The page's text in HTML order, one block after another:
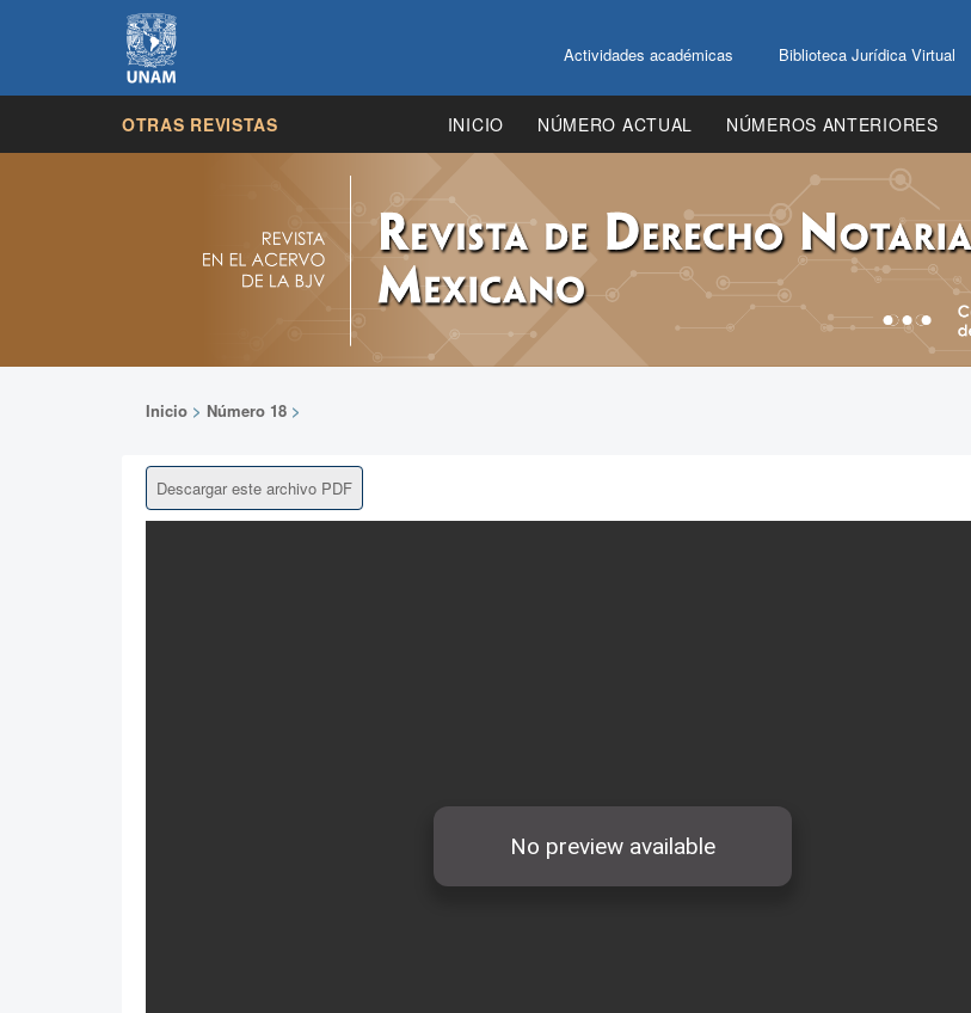
Actividades académicas Biblioteca Jurídica Virtual
OTRAS REVISTAS INICIO NÚMERO ACTUAL NÚMEROS ANTERIORES
Inicio > Número 18 >
Descargar este archivo PDF